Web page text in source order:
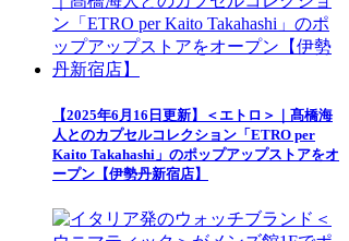
【2025年6月16日更新】＜エトロ＞｜髙橋海
人とのカプセルコレクション「ETRO per
Kaito Takahashi」のポップアップストアをオ
ープン【伊勢丹新宿店】